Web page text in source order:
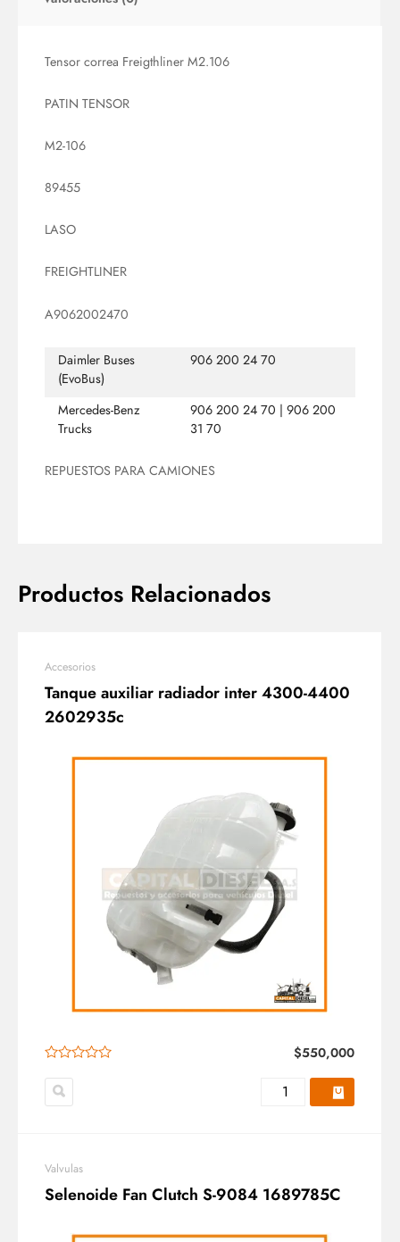
Tensor correa Freigthliner M2.106
PATIN TENSOR
M2-106
89455
LASO
FREIGHTLINER
A9062002470
Daimler Buses
(EvoBus)
906 200 24 70
Mercedes-Benz
Trucks
906 200 24 70 | 906 200
31 70
REPUESTOS PARA CAMIONES
Productos Relacionados
Accesorios
Tanque auxiliar radiador inter 4300-4400
2602935c
$550,000
Valvulas
Selenoide Fan Clutch S-9084 1689785C